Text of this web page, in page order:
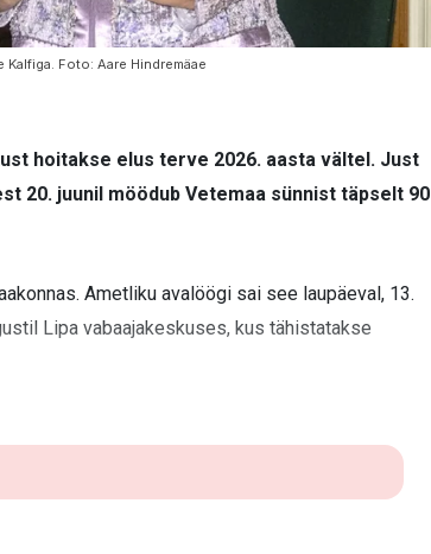
Foto: Aare Hindremäae
hoitakse elus terve 2026. aasta vältel. Just
20. juunil möödub Vetemaa sünnist täpselt 90
Ametliku avalöögi sai see laupäeval, 13.
Lipa vabaajakeskuses, kus tähistatakse